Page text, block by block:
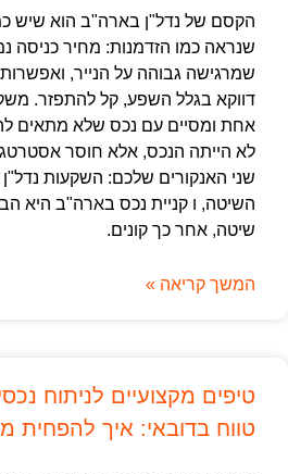
הקסם של נדל"ן בארה"ב הוא שיש
שנראה כמו הזדמנות: מחיר כניסה
שמרגישה גבוהה על הנייר,
דווקא בגלל השפע, קל להתפזר.
אחת ומסיים עם נכס שלא מתאים
לא הייתה הנכס, אלא חוסר
שני האנקורים שלכם: השקעות
השיטה, ו קניית נכס בארה"ב היא
שיטה, אחר כך קונים.
המשך קריאה »
טיפים מקצועיים לניתוח
טווח בדובאי: איך להפחית